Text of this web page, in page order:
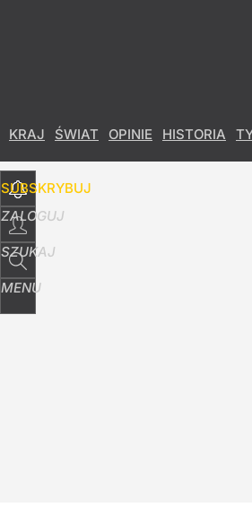
KRAJ ŚWIAT OPINIE HISTORIA
SUBSKRYBUJ
ZALOGUJ
SZUKAJ
MENU